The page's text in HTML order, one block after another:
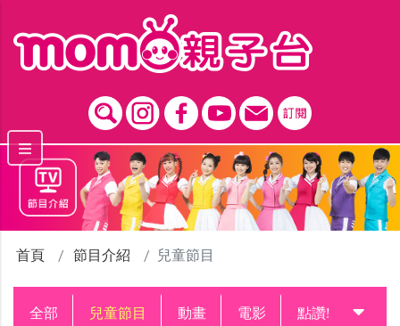
首頁 節目介紹 兒童節目
全部 兒童節目 動畫 電影 點讚!升級中